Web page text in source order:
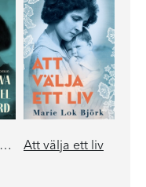
Jag vill riva upp himmel och jord Att välja ett liv